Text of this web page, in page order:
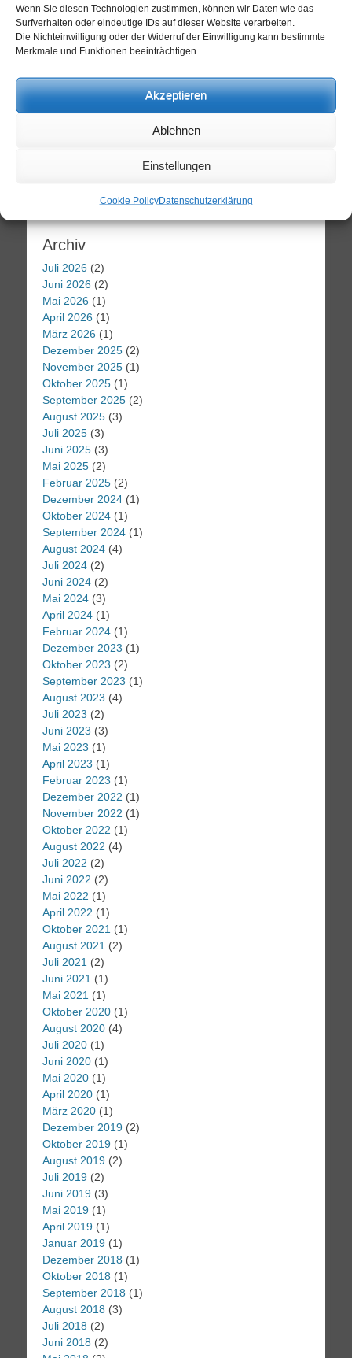
Wenn Sie diesen Technologien zustimmen, können wir Daten wie das
Surfverhalten oder eindeutige IDs auf dieser Website verarbeiten.
Die Nichteinwilligung oder der Widerruf der Einwilligung kann bestimmte
Merkmale und Funktionen beeinträchtigen.
Akzeptieren
Ablehnen
Einstellungen
Cookie PolicyDatenschutzerklärung
Mo, 10.08.
20 / 32°C
Leicht bewölkt
Di, 11.08.
12 / 23°C
Leicht bewölkt
Mi, 12.08.
11 / 26°C
Sonnig
Aktuelles Wetter ansehen
Archiv
Juli 2026 (2)
Juni 2026 (2)
Mai 2026 (1)
April 2026 (1)
März 2026 (1)
Dezember 2025 (2)
November 2025 (1)
Oktober 2025 (1)
September 2025 (2)
August 2025 (3)
Juli 2025 (3)
Juni 2025 (3)
Mai 2025 (2)
Februar 2025 (2)
Dezember 2024 (1)
Oktober 2024 (1)
September 2024 (1)
August 2024 (4)
Juli 2024 (2)
Juni 2024 (2)
Mai 2024 (3)
April 2024 (1)
Februar 2024 (1)
Dezember 2023 (1)
Oktober 2023 (2)
September 2023 (1)
August 2023 (4)
Juli 2023 (2)
Juni 2023 (3)
Mai 2023 (1)
April 2023 (1)
Februar 2023 (1)
Dezember 2022 (1)
November 2022 (1)
Oktober 2022 (1)
August 2022 (4)
Juli 2022 (2)
Juni 2022 (2)
Mai 2022 (1)
April 2022 (1)
Oktober 2021 (1)
August 2021 (2)
Juli 2021 (2)
Juni 2021 (1)
Mai 2021 (1)
Oktober 2020 (1)
August 2020 (4)
Juli 2020 (1)
Juni 2020 (1)
Mai 2020 (1)
April 2020 (1)
März 2020 (1)
Dezember 2019 (2)
Oktober 2019 (1)
August 2019 (2)
Juli 2019 (2)
Juni 2019 (3)
Mai 2019 (1)
April 2019 (1)
Januar 2019 (1)
Dezember 2018 (1)
Oktober 2018 (1)
September 2018 (1)
August 2018 (3)
Juli 2018 (2)
Juni 2018 (2)